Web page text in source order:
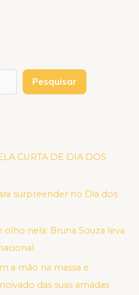
Pesquisar
CURTA DE DIA DOS
surpreender no Dia dos
nela: Bruna Souza leva
a mão na massa e
das suas amadas